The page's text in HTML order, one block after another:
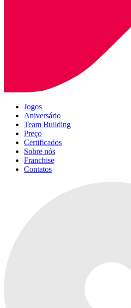
Jogos
Aniversário
Team Building
Preço
Certificados
Sobre nós
Franchise
Contatos